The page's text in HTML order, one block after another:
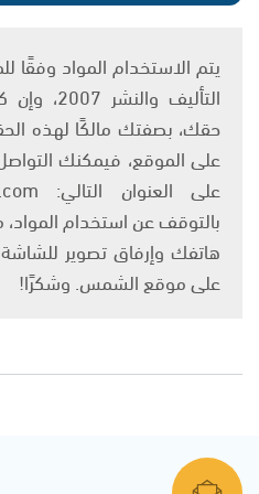
التأليف
حقك، بصفتك مالكًا لهذه
على الموقع، فيمكنك التواصل
بالتوقف عن استخدام
هاتفك وإرفاق تصوير
على موقع الشمس. وشكرًا!